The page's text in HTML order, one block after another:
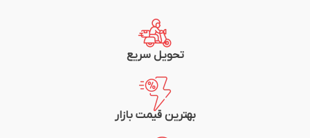
شرکت سازنده: LS
کشور سازنده: کره جنوبی
تحویل سریع
بهترین قیمت بازار